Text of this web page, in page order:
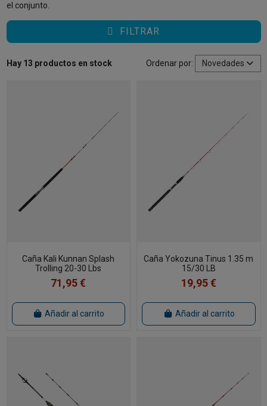
el conjunto.
FILTRAR
Hay 13 productos en stock Ordenar por: Novedades
Caña Kali Kunnan Splash
Trolling 20-30 Lbs
71,95 €
Añadir al carrito
Caña Yokozuna Tinus 1.35 m
15/30 LB
19,95 €
Añadir al carrito